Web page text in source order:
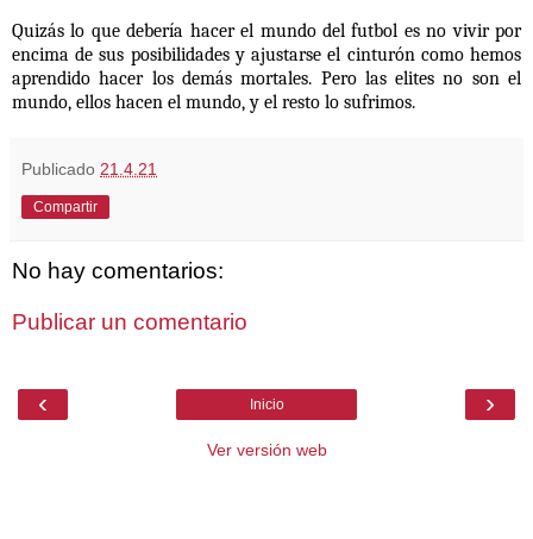
Quizás lo que debería hacer el mundo del futbol es no vivir por
encima de sus posibilidades y ajustarse el cinturón como hemos
aprendido hacer los demás mortales. Pero las elites no son el
mundo, ellos hacen el mundo, y el resto lo sufrimos.
Publicado 21.4.21
Compartir
No hay comentarios:
Publicar un comentario
‹ ›
Inicio
Ver versión web